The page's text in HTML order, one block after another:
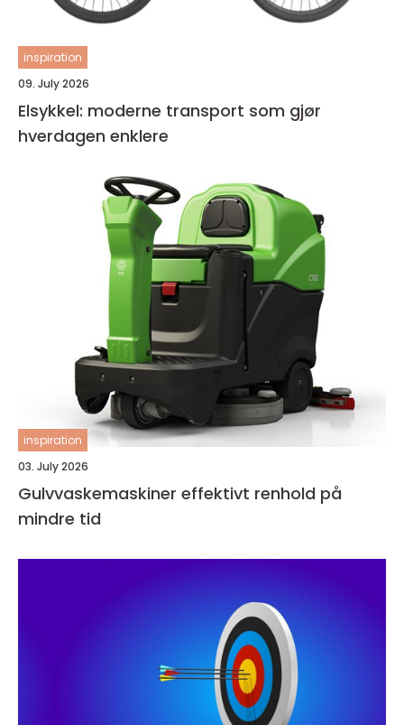
inspiration
09. July 2026
Elsykkel: moderne transport som gjør
hverdagen enklere
inspiration
03. July 2026
Gulvvaskemaskiner effektivt renhold på
mindre tid